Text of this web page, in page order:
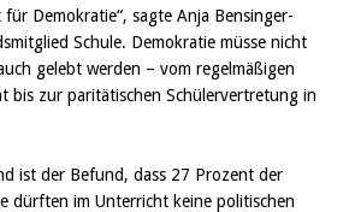
Demokratie“, sagte Anja Bensinger-
Schule. Demokratie müsse nicht
gelebt werden – vom regelmäßigen
bis zur paritätischen Schülervertretung in
ist der Befund, dass 27 Prozent der
dürften im Unterricht keine politischen